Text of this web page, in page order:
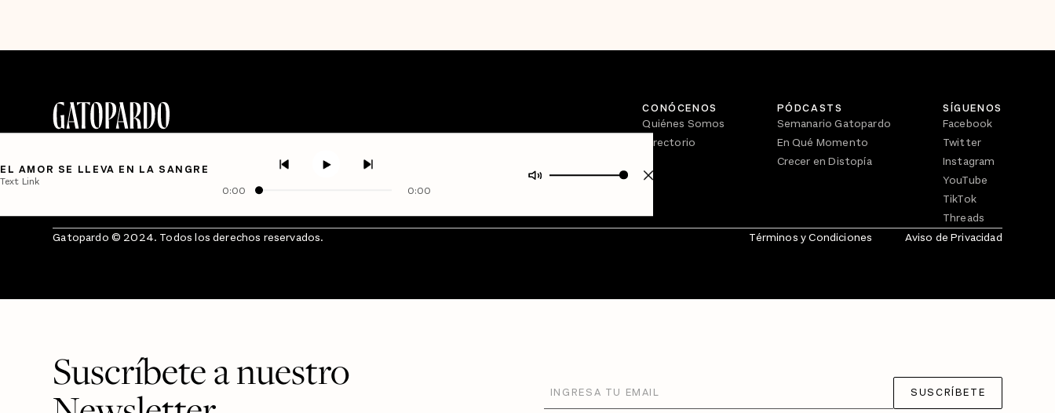
EL AMOR SE LLEVA EN LA SANGRE
Text Link
0:00 0:00
CONÓCENOS
Quiénes Somos
Directorio
PÓDCASTS
Semanario Gatopardo
En Qué Momento
Crecer en Distopía
SÍGUENOS
Facebook
Twitter
Instagram
YouTube
TikTok
Threads
Gatopardo © 2024. Todos los derechos reservados.
Términos y Condiciones Aviso de Privacidad
Suscríbete a nuestro